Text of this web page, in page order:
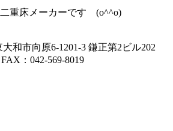
重床メーカーです (o^^o)
和市向原6-1201-3 鎌正第2ビル202
：042-569-8019